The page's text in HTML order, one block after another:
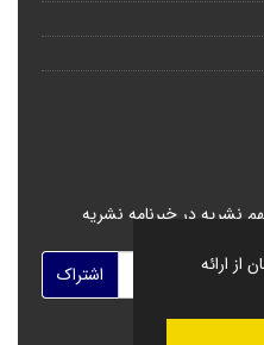
از ارائه
نشریه در خبرنامه نشریه
اشتراک